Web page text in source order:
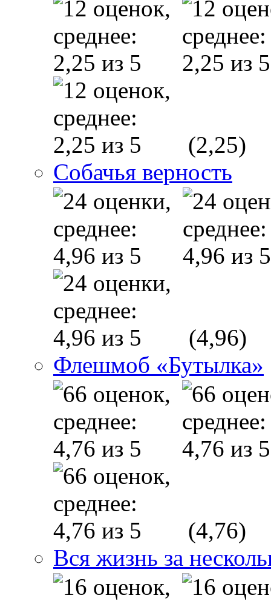
(2,25)
Собачья верность
(4,96)
Флешмоб «Бутылка»
(4,76)
Вся жизнь за